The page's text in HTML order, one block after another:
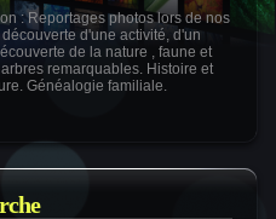
: Reportages photos lors de nos
d'une activité, d'un
de la nature , faune et
remarquables. Histoire et
Généalogie familiale.